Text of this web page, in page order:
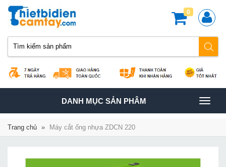
0
TOGGLE
NAVIGATION
DANH MỤC SẢN PHÂM
Trang chủ » Máy cắt ống nhựa ZDCN 220